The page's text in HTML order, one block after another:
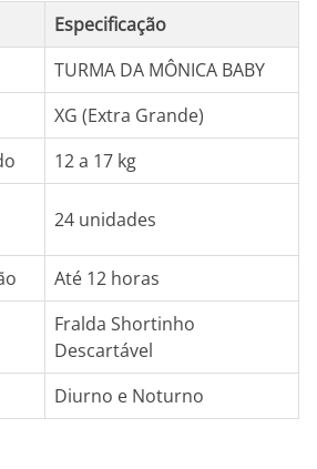
Especificação
TURMA DA MÔNICA BABY
XG (Extra Grande)
12 a 17 kg
24 unidades
Até 12 horas
Fralda Shortinho
Descartável
Diurno e Noturno